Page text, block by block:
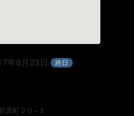
年8月23日 終日
原町２０−３